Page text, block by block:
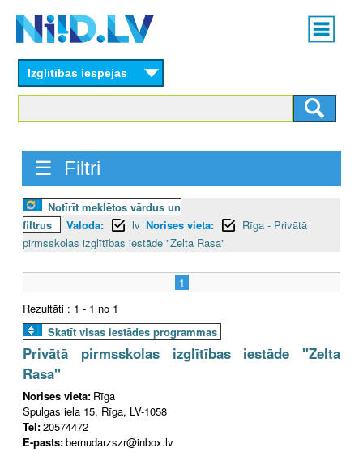
content
Main
menu
Izglītības iespējas
☰ Filtri
Notīrīt meklētos vārdus un
filtrus
Valoda: lv Norises vieta:
Rīga - Privātā
pirmsskolas izglītības iestāde "Zelta Rasa"
1
Rezultāti : 1 - 1 no 1
Skatīt visas iestādes programmas
Privātā pirmsskolas izglītības iestāde "Zelta
Rasa"
Norises vieta: Rīga
Spulgas iela 15, Rīga, LV-1058
Tel:20574472
E-pasts:bernudarzszr@inbox.lv